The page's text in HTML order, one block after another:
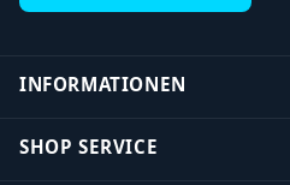
INFORMATIONEN
SHOP SERVICE